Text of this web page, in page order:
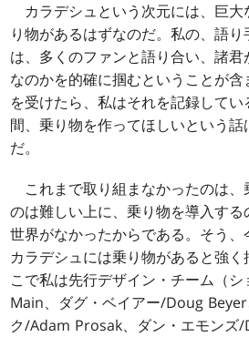
カラデシュという次元には、巨大
り物があるはずなのだ。私の、語
は、多くのファンと語り合い、諸
なのかを的確に掴むということが
を受けたら、私はそれを記録して
間、乗り物を作ってほしいという
だ。
これまで取り組まなかったのは、
のは難しい上に、乗り物を導入す
世界がなかったからである。そう、
カラデシュには乗り物があると強
こで私は先行デザイン・チーム（
Main、ダグ・ベイアー/Doug
ク/Adam Prosak、ダン・エモンズ/